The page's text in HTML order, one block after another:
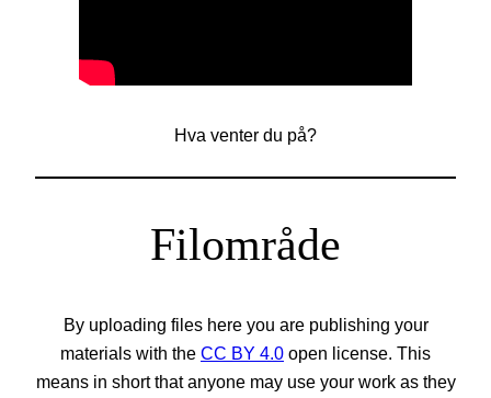
Hva venter du på?
Filområde
By uploading files here you are publishing your
materials with the CC BY 4.0 open license. This
means in short that anyone may use your work as they